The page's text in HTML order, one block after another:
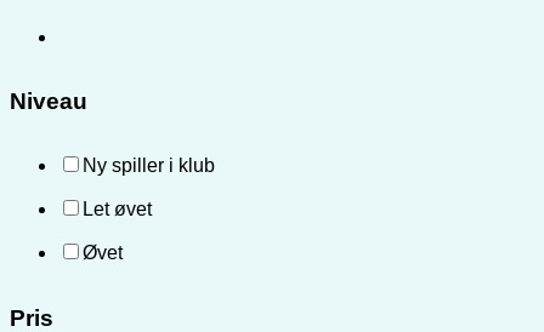
Niveau
Ny spiller i klub
Let øvet
Øvet
Pris